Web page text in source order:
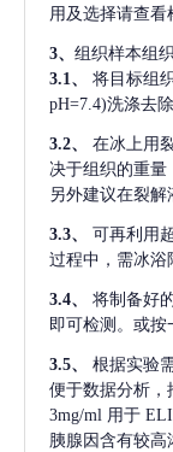
用及选择请查看
3、 组织样本组
3.1、
将目标组
pH=7.4)洗涤去
3.2、
在冰上用
决于组织的重量
另外建议在裂解
3.3、 可再利用
过程中，需冰浴
3.4、 将制备好
即可检测。或按
3.5、 根据实验
便于数据分析，
3mg/ml 用于
胰腺因含有较高